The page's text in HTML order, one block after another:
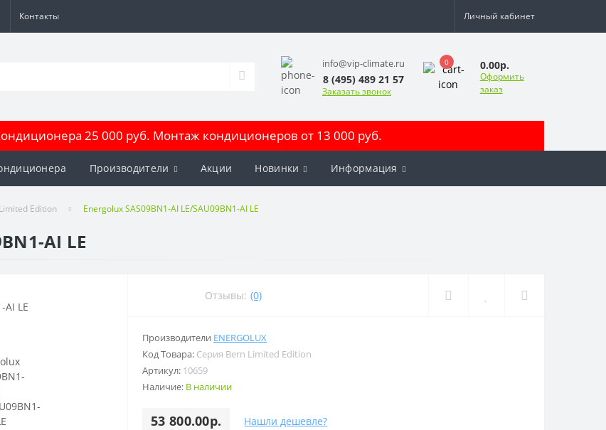
Контакты Личный кабинет
info@vip-climate.ru
8 (495) 489 21 57
Заказать звонок
0 0.00р.
Оформить
заказ
25 000 руб. Монтаж кондиционеров от 13 000 руб.
Производители Акции Новинки Информация
Edition Energolux SAS09BN1-AI LE/SAU09BN1-AI LE
AI LE
Отзывы: (0)
Производители ENERGOLUX
Код Товара: Серия Bern Limited Edition
Артикул: 10659
Наличие: В наличии
53 800.00р. Нашли дешевле?